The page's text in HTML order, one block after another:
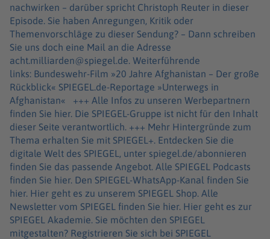
nachwirken – darüber spricht Christoph Reuter in dieser
Episode. Sie haben Anregungen, Kritik oder
Themenvorschläge zu dieser Sendung? – Dann schreiben
Sie uns doch eine Mail an die Adresse
acht.milliarden@spiegel.de. Weiterführende
links: Bundeswehr-Film »20 Jahre Afghanistan – Der große
Rückblick« SPIEGEL.de-Reportage »Unterwegs in
Afghanistan« +++ Alle Infos zu unseren Werbepartnern
finden Sie hier. Die SPIEGEL-Gruppe ist nicht für den Inhalt
dieser Seite verantwortlich. +++ Mehr Hintergründe zum
Thema erhalten Sie mit SPIEGEL+. Entdecken Sie die
digitale Welt des SPIEGEL, unter spiegel.de/abonnieren
finden Sie das passende Angebot. Alle SPIEGEL Podcasts
finden Sie hier. Den SPIEGEL-WhatsApp-Kanal finden Sie
hier. Hier geht es zu unserem SPIEGEL Shop. Alle
Newsletter vom SPIEGEL finden Sie hier. Hier geht es zur
SPIEGEL Akademie. Sie möchten den SPIEGEL
mitgestalten? Registrieren Sie sich bei SPIEGEL